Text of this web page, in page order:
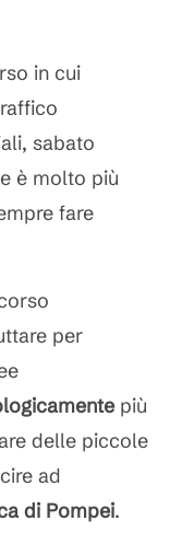
in cui
sabato
è molto più
fare
per
più
delle piccole
ad
di Pompei.